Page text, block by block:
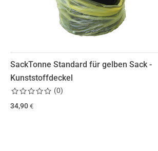
SackTonne Standard für gelben Sack -
Kunststoffdeckel
(0)
34,90 €